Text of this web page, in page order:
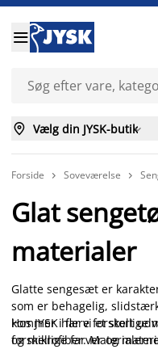

 Vælg din JYSK-butik
Forside  Soveværelse 
Glat
materialer
Glatte sengesæt er
som er behagelig,
kommer i flere forskellige
og mikrofiber.
Hos JYSK har vi et stort
forskellige farver og